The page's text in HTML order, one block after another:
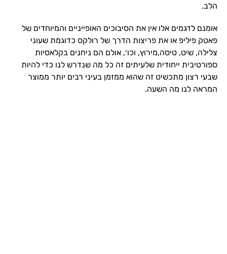
הלב.
אומנם לדגמים אלו אין את הסיבוכים האופייניים והמיוחדים של
פאטק פיליפ או את פריצות הדרך של רולקס כדוגמת שעוני
צלילה, שיט, טיסה,מירוץ, וכו׳, אולם הם ניחנים בקלאסיות
ספורטיבית ייחודית שלעיתים זה כל מה שנדרש לנו כדי להיות
שבעי רצון מתכשיט זה שהוא ממזמן בעיני רבים יותר ממוצר
המראה לנו מה השעה.